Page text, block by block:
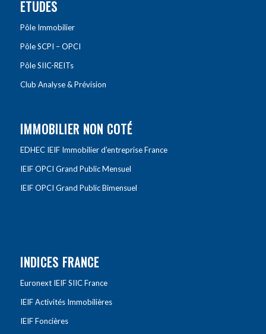
ETUDES
Pôle Immobilier
Pôle SCPI – OPCI
Pôle SIIC-REITs
Club Analyse & Prévision
IMMOBILIER NON COTÉ
EDHEC IEIF Immobilier d’entreprise France
IEIF OPCI Grand Public Mensuel
IEIF OPCI Grand Public Bimensuel
INDICES FRANCE
Euronext IEIF SIIC France
IEIF Activités Immobilières
IEIF Foncières